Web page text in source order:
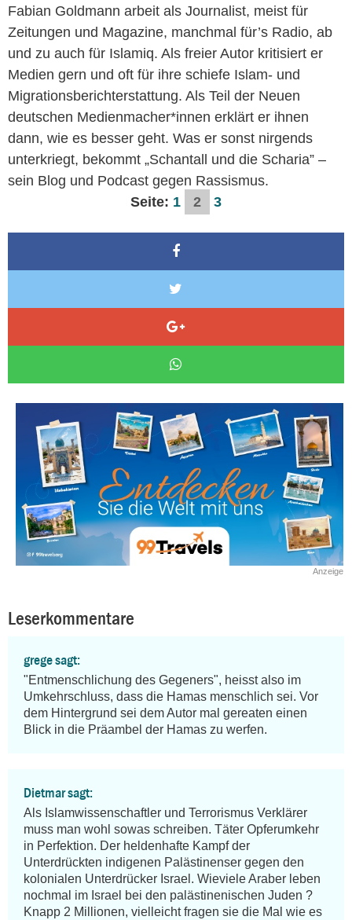
Fabian Goldmann arbeit als Journalist, meist für
Zeitungen und Magazine, manchmal für’s Radio, ab
und zu auch für Islamiq. Als freier Autor kritisiert er
Medien gern und oft für ihre schiefe Islam- und
Migrationsberichterstattung. Als Teil der Neuen
deutschen Medienmacher*innen erklärt er ihnen
dann, wie es besser geht. Was er sonst nirgends
unterkriegt, bekommt „Schantall und die Scharia” –
sein Blog und Podcast gegen Rassismus.
Seite: 1 2 3
Anzeige
Leserkommentare
grege sagt:
"Entmenschlichung des Gegeners", heisst also im
Umkehrschluss, dass die Hamas menschlich sei. Vor
dem Hintergrund sei dem Autor mal gereaten einen
Blick in die Präambel der Hamas zu werfen.
Dietmar sagt:
Als Islamwissenschaftler und Terrorismus Verklärer
muss man wohl sowas schreiben. Täter Opferumkehr
in Perfektion. Der heldenhafte Kampf der
Unterdrückten indigenen Palästinenser gegen den
kolonialen Unterdrücker Israel. Wieviele Araber leben
nochmal im Israel bei den palästinenischen Juden ?
Knapp 2 Millionen, vielleicht fragen sie die Mal wie es